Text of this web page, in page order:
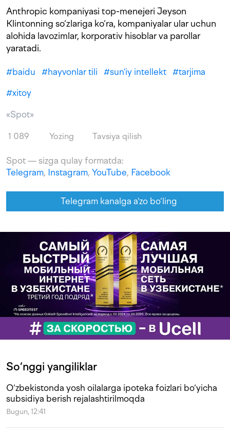
Anthropic kompaniyasi top-menejeri Jeyson
Klintonning so‘zlariga ko‘ra, kompaniyalar ular uchun
alohida lavozimlar, korporativ hisoblar va parollar
yaratadi.
#baidu #hayvonlar tili #sun'iy intellekt #tarjima
#xitoy
«Spot»
1 089 Yozing Tavsiya qilish
Spot — sizga qulay formatda:
Telegram, Instagram, YouTube, Facebook
Telegram kanalga a'zo bo‘ling
So‘nggi yangiliklar
O‘zbekistonda yosh oilalarga ipoteka foizlari bo‘yicha
subsidiya berish rejalashtirilmoqda
Bugun, 12:41